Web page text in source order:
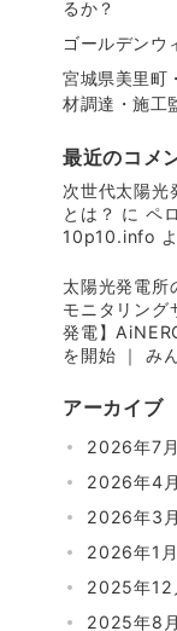
るか？
ゴールデンウ
宮城県美里町
材調達・施工
最近のコメ
次世代太陽光
とは？ に ペ
10p10.info
太陽光発電所
モニタリング
発電】
を開始 ｜ み
アーカイブ
2026年7月
2026年4月
2026年3月
2026年1月
2025年12
2025年8月